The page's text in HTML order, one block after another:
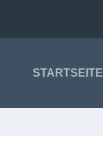
STARTSEITE